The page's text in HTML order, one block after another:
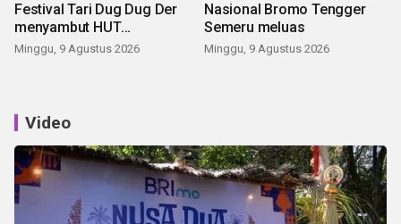
Festival Tari Dug Dug Der
menyambut HUT
Kemerdekaan
Minggu, 9 Agustus 2026
Nasional Bromo Tengger
Semeru meluas
Minggu, 9 Agustus 2026
Video